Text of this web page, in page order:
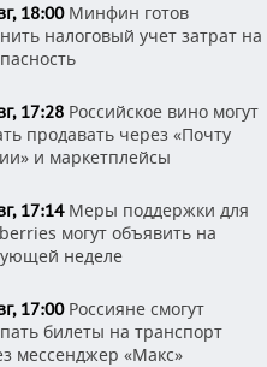
18:00Минфин готов
налоговый учет затрат на
17:28 Российское вино могут
продавать через «Почту
и маркетплейсы
17:14Меры поддержки для
могут объявить на
неделе
17:00Россияне смогут
билеты на транспорт
мессенджер «Макс»